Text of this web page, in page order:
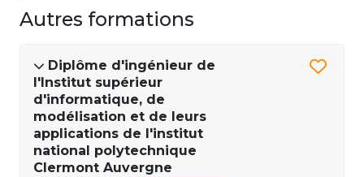
Autres formations
Diplôme d'ingénieur de
l'Institut supérieur
d'informatique, de
modélisation et de leurs
applications de l'institut
national polytechnique
Clermont Auvergne